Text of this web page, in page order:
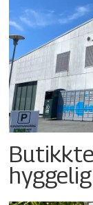
hyggelig